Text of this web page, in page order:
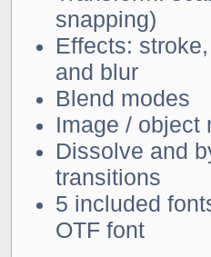
snapping)
Effects:
and blur
Blend modes
Image / object
Dissolve and
transitions
5 included
OTF font